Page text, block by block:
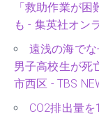
「救助作業が
も - 集英社オン
遠浅の海で
男子高校生が死
市西区 - TBS
CO2排出量